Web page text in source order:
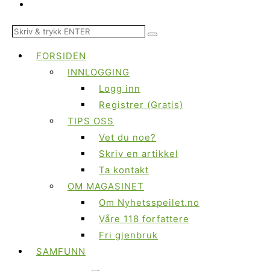
FORSIDEN
INNLOGGING
Logg inn
Registrer (Gratis)
TIPS OSS
Vet du noe?
Skriv en artikkel
Ta kontakt
OM MAGASINET
Om Nyhetsspeilet.no
Våre 118 forfattere
Fri gjenbruk
SAMFUNN